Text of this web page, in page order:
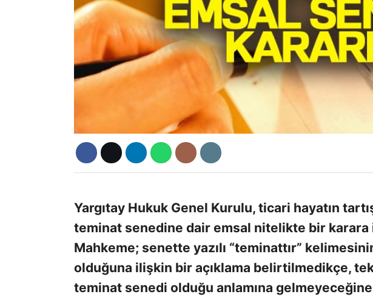
Yargıtay Hukuk Genel Kurulu, ticari hayatın
teminat senedine dair emsal nitelikte bir karara
Mahkeme; senette yazılı “teminattır”
olduğuna ilişkin bir açıklama belirtilmedikçe,
teminat senedi olduğu anlamına